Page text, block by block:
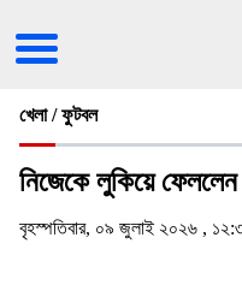
খেলা / ফুটবল
নিজেকে লুকিয়ে ফেললেন
বৃহস্পতিবার, ০৯ জুলাই ২০২৬ ,